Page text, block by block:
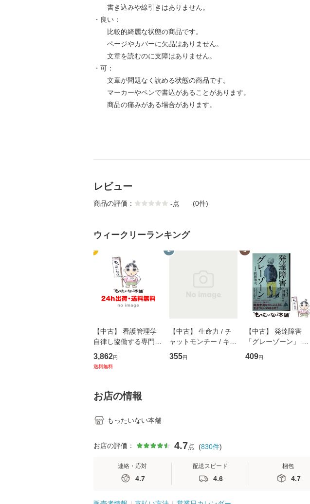
書き込みや線引きはありません。
・良い：
比較的綺麗な状態の商品です。
ページやカバーに欠品はありません。
文章を読むのに支障はありません。
・可：
文章が問題なく読める状態の商品です。
マーカーやペンで書込があることがあります。
商品の痛みがある場合があります。
レビュー
商品の評価： -点 (0件)
ウィークリーランキング
1
【中古】 看護管理学
自律し協働する専門職
の看護マネジメントス
キル 改訂第3版 (看護
堂 [単行
3,862円
送料無料
2
【中古】 生命力 / チ
ャットモンチー / キュ
ーンレコード [CD]
【メール便送料無料】
355円
3
【中古】 発達障害
「グレーゾーン」 そ
の正しい理解と克服法
(SB新書 572) / 岡田尊
409円
お店の情報
もったいない本舗
お店の評価： 4.7点 (830件)
連絡・応対
4.7
配送スピード
4.6
梱包
4.7